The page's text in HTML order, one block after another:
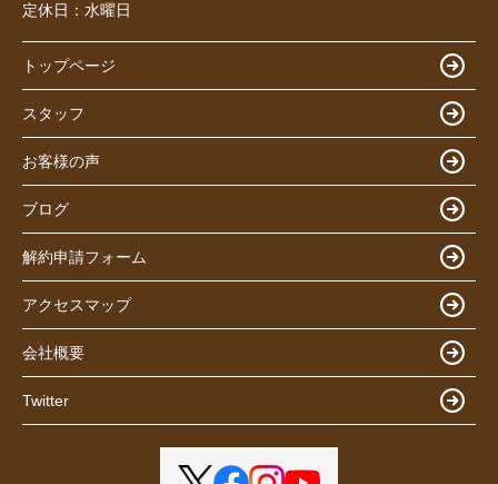
定休日： 水曜日
トップページ
スタッフ
お客様の声
ブログ
解約申請フォーム
アクセスマップ
会社概要
Twitter